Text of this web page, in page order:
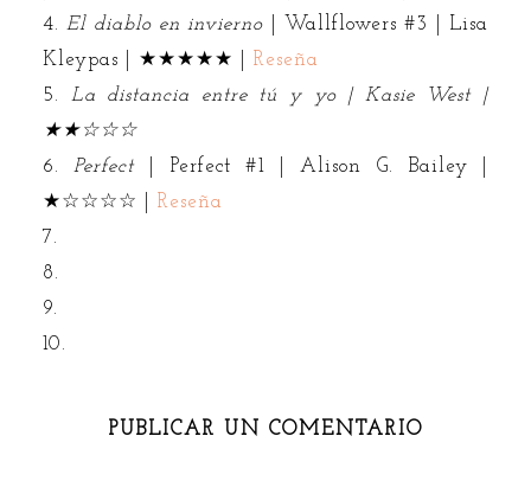
4.El diablo en invierno | Wallflowers #3 | Lisa
Kleypas | ★★★★★ | Reseña
5. La distancia entre tú y yo| Kasie West |
★★☆☆☆
6.Perfect| Perfect #1 | Alison G. Bailey |
★☆☆☆☆ | Reseña
7.
8.
9.
10.
PUBLICAR UN COMENTARIO